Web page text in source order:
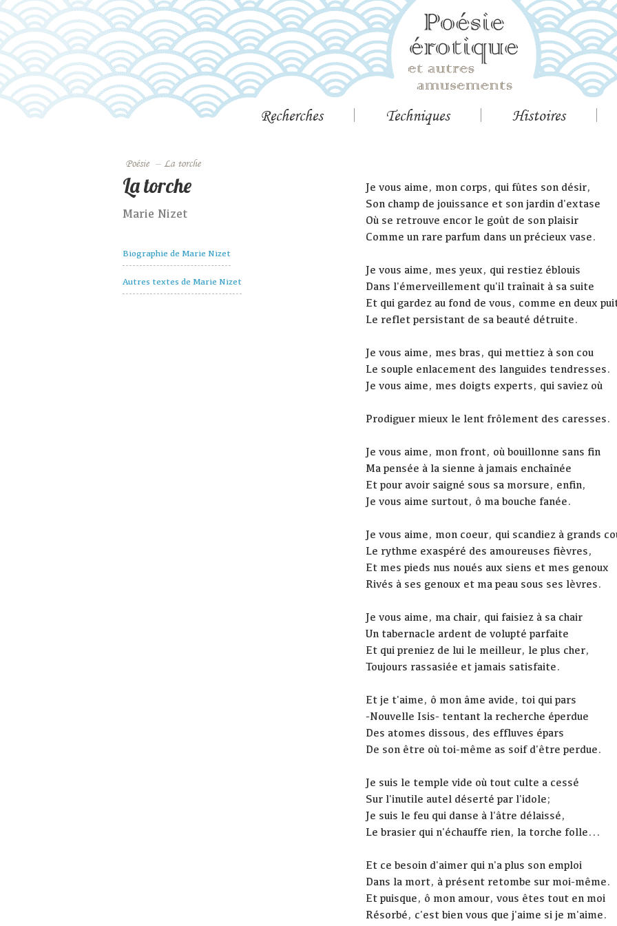
Recherches Techniques Histoires
Poésie – La torche
La torche
Marie Nizet
Biographie de Marie Nizet
Autres textes de Marie Nizet
Je vous aime, mon corps, qui fûtes son désir,
Son champ de jouissance et son jardin d'extase
Où se retrouve encor le goût de son plaisir
Comme un rare parfum dans un précieux vase.
Je vous aime, mes yeux, qui restiez éblouis
Dans l'émerveillement qu'il traînait à sa suite
Et qui gardez au fond de vous, comme en deux
Le reflet persistant de sa beauté détruite.
Je vous aime, mes bras, qui mettiez à son cou
Le souple enlacement des languides tendresses.
Je vous aime, mes doigts experts, qui saviez où
Prodiguer mieux le lent frôlement des caresses.
Je vous aime, mon front, où bouillonne sans fin
Ma pensée à la sienne à jamais enchaînée
Et pour avoir saigné sous sa morsure, enfin,
Je vous aime surtout, ô ma bouche fanée.
Je vous aime, mon coeur, qui scandiez à grands
Le rythme exaspéré des amoureuses fièvres,
Et mes pieds nus noués aux siens et mes genoux
Rivés à ses genoux et ma peau sous ses lèvres.
Je vous aime, ma chair, qui faisiez à sa chair
Un tabernacle ardent de volupté parfaite
Et qui preniez de lui le meilleur, le plus cher,
Toujours rassasiée et jamais satisfaite.
Et je t'aime, ô mon âme avide, toi qui pars
-Nouvelle Isis- tentant la recherche éperdue
Des atomes dissous, des effluves épars
De son être où toi-même as soif d'être perdue.
Je suis le temple vide où tout culte a cessé
Sur l'inutile autel déserté par l'idole;
Je suis le feu qui danse à l'âtre délaissé,
Le brasier qui n'échauffe rien, la torche folle...
Et ce besoin d'aimer qui n'a plus son emploi
Dans la mort, à présent retombe sur moi-même.
Et puisque, ô mon amour, vous êtes tout en moi
Résorbé, c'est bien vous que j'aime si je m'aime.